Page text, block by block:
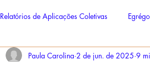
Relatórios de Aplicações Coletivas
Paula Carolina 2 de jun. de 2025 9